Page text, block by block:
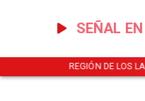
SEÑAL
REGIÓN DE LOS